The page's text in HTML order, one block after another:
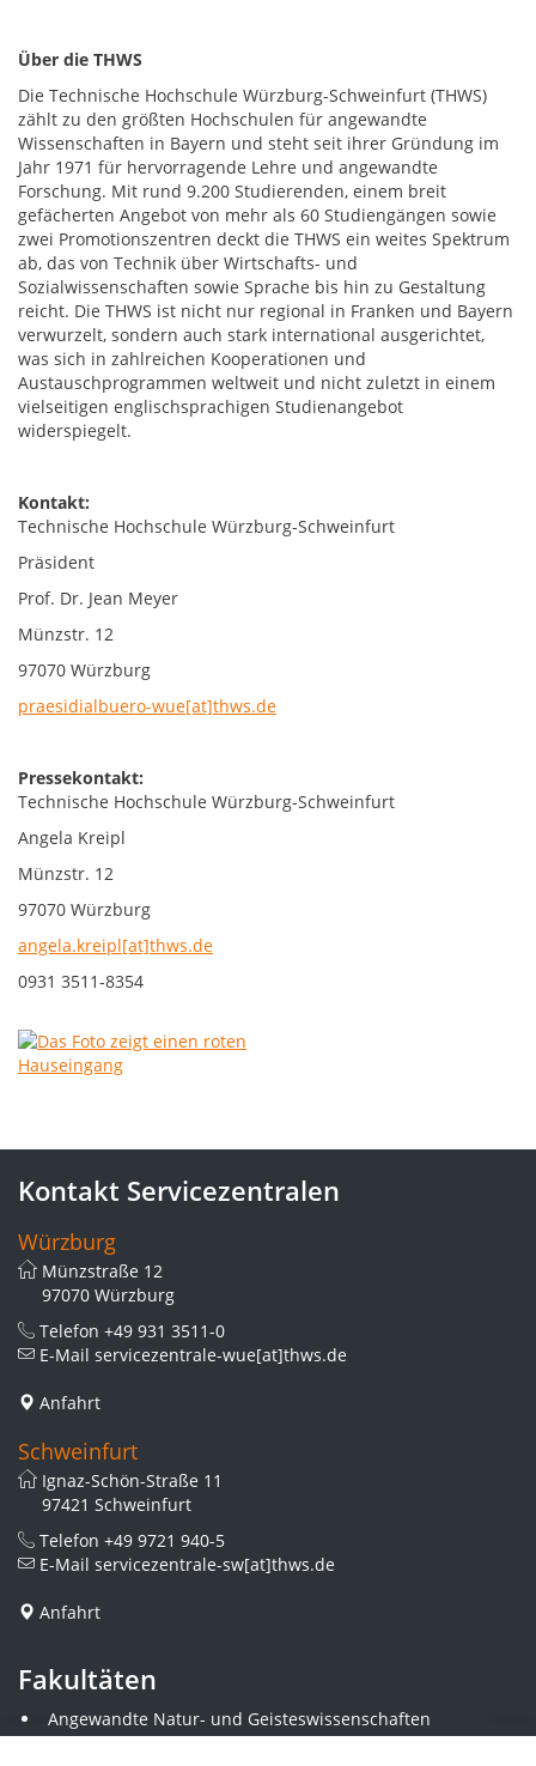
Über die THWS
Die Technische Hochschule Würzburg-Schweinfurt (THWS)
zählt zu den größten Hochschulen für angewandte
Wissenschaften in Bayern und steht seit ihrer Gründung im
Jahr 1971 für hervorragende Lehre und angewandte
Forschung. Mit rund 9.200 Studierenden, einem breit
gefächerten Angebot von mehr als 60 Studiengängen sowie
zwei Promotionszentren deckt die THWS ein weites Spektrum
ab, das von Technik über Wirtschafts- und
Sozialwissenschaften sowie Sprache bis hin zu Gestaltung
reicht. Die THWS ist nicht nur regional in Franken und Bayern
verwurzelt, sondern auch stark international ausgerichtet,
was sich in zahlreichen Kooperationen und
Austauschprogrammen weltweit und nicht zuletzt in einem
vielseitigen englischsprachigen Studienangebot
widerspiegelt.
Kontakt:
Technische Hochschule Würzburg-Schweinfurt
Präsident
Prof. Dr. Jean Meyer
Münzstr. 12
97070 Würzburg
praesidialbuero-wue[at]thws.de
Pressekontakt:
Technische Hochschule Würzburg-Schweinfurt
Angela Kreipl
Münzstr. 12
97070 Würzburg
angela.kreipl[at]thws.de
0931 3511-8354
Kontakt Servicezentralen
Würzburg
Münzstraße 12
97070 Würzburg
Telefon +49 931 3511-0
E-Mail servicezentrale-wue[at]thws.de
Anfahrt
Schweinfurt
Ignaz-Schön-Straße 11
97421 Schweinfurt
Telefon +49 9721 940-5
E-Mail servicezentrale-sw[at]thws.de
Anfahrt
Fakultäten
Angewandte Natur- und Geisteswissenschaften
Angewandte Sozialwissenschaften